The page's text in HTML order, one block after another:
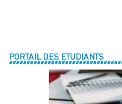
PORTAIL DES ETUDIANTS